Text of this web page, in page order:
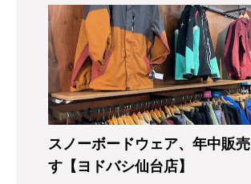
スノーボードウェア、年中販
す【ヨドバシ仙台店】